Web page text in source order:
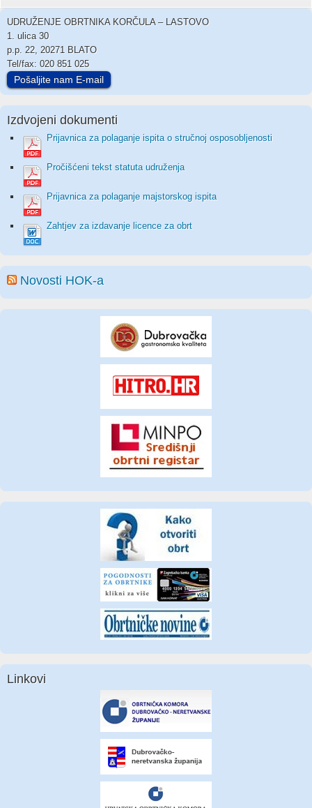
UDRUŽENJE OBRTNIKA KORČULA – LASTOVO
1. ulica 30
p.p. 22, 20271 BLATO
Tel/fax: 020 851 025
Pošaljite nam E-mail
Izdvojeni dokumenti
Prijavnica za polaganje ispita o stručnoj osposobljenosti
Pročišćeni tekst statuta udruženja
Prijavnica za polaganje majstorskog ispita
Zahtjev za izdavanje licence za obrt
Novosti HOK-a
Linkovi